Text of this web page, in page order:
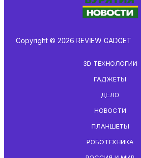
Copyright © 2026 REVIEW GADGET
3D ТЕХНОЛОГИИ
ГАДЖЕТЫ
ДЕЛО
НОВОСТИ
ПЛАНШЕТЫ
РОБОТЕХНИКА